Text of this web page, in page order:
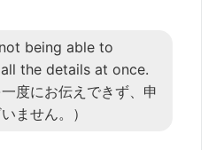
being able to
the details at once.
一度にお伝えできず、申
ません。）